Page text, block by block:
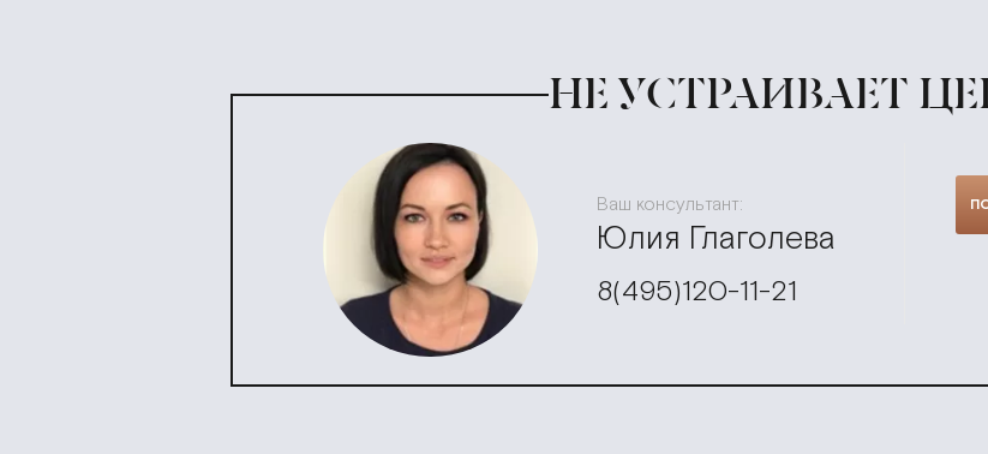
НЕ УСТРАИВАЕТ
Ваш консультант:
Юлия Глаголева
8(495)120-11-21